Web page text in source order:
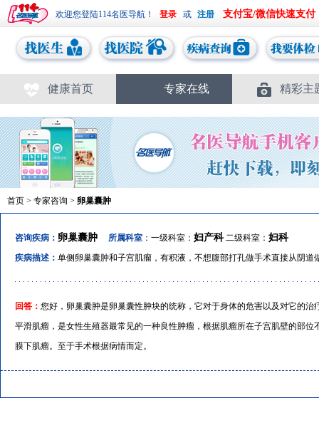
欢迎您登陆114名医导航！ 或 支付宝/微信快速支付
健康首页 专家在线 精彩主
首页 > 专家咨询 > 卵巢囊肿
咨询疾病： 卵巢囊肿 所属科室 ：一级科室： 妇产科二级科室： 妇科
疾病描述： 单侧卵巢囊肿和子宫肌瘤，有积液，不想腹部打孔做手术直接从阴道
回答： 您好，卵巢囊肿是卵巢囊性肿块的统称，它对于身体的危害以及对它的
平滑肌瘤，是女性生殖器最常见的一种良性肿瘤，根据肌瘤所在子宫肌壁的部
膜下肌瘤。至于手术根据病情而定。